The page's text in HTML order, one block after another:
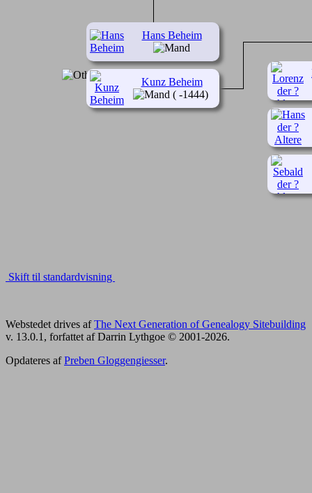
Hans Beheim
Kunz Beheim
( -1444)
Skift til standardvisning
Webstedet drives afThe Next Generation of Genealogy Sitebuilding
v. 13.0.1, forfattet af Darrin Lythgoe © 2001-2026.
Opdateres afPreben Gloggengiesser.